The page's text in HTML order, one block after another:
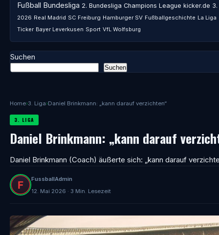
Home›3. Liga›Daniel Brinkmann: „kann darauf verzichten“
3. LIGA
Daniel Brinkmann: „kann darauf
Daniel Brinkmann (Coach) äußerte sich: „kann darauf
FussballAdmin
12. Mai 2026 · 3 Min. Lesezeit
Fußball Bundesliga 2. Bundesliga Champions League kicker.de 3.
2026 Real Madrid SC Freiburg Hamburger SV Fußballgeschichte La Liga
Ticker Bayer Leverkusen Sport VfL Wolfsburg
Suchen
Suchen